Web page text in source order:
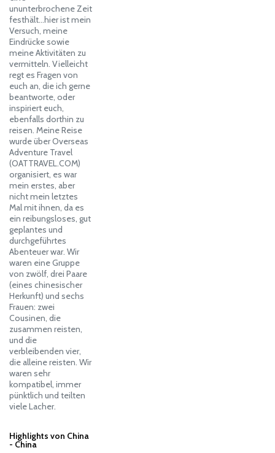
ununterbrochene Zeit
festhält…hier ist mein
Versuch, meine
Eindrücke sowie
meine Aktivitäten zu
vermitteln. Vielleicht
regt es Fragen von
euch an, die ich gerne
beantworte, oder
inspiriert euch,
ebenfalls dorthin zu
reisen. Meine Reise
wurde über Overseas
Adventure Travel
(OATTRAVEL.COM)
organisiert, es war
mein erstes, aber
nicht mein letztes
Mal mit ihnen, da es
ein reibungsloses, gut
geplantes und
durchgeführtes
Abenteuer war. Wir
waren eine Gruppe
von zwölf, drei Paare
(eines chinesischer
Herkunft) und sechs
Frauen: zwei
Cousinen, die
zusammen reisten,
und die
verbleibenden vier,
die alleine reisten. Wir
waren sehr
kompatibel, immer
pünktlich und teilten
viele Lacher.
Highlights von China
- China